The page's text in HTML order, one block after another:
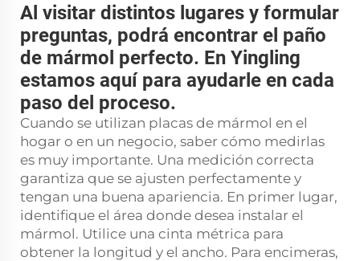
Al visitar distintos lugares y formular
preguntas, podrá encontrar el paño
de mármol perfecto. En Yingling
estamos aquí para ayudarle en cada
paso del proceso.
Cuando se utilizan placas de mármol en el
hogar o en un negocio, saber cómo medirlas
es muy importante. Una medición correcta
garantiza que se ajusten perfectamente y
tengan una buena apariencia. En primer lugar,
identifique el área donde desea instalar el
mármol. Utilice una cinta métrica para
obtener la longitud y el ancho. Para encimeras,